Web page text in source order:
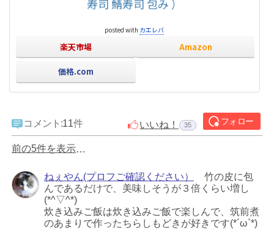
寿司 鯖寿司 包み ）
posted with カエレバ
楽天市場 Amazon
価格.com